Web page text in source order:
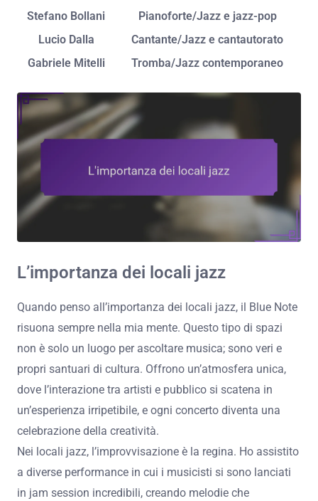
Stefano Bollani
Pianoforte/Jazz e jazz-pop
Lucio Dalla
Cantante/Jazz e cantautorato
Gabriele Mitelli
Tromba/Jazz contemporaneo
L’importanza dei locali jazz
Quando penso all’importanza dei locali jazz, il Blue Note
risuona sempre nella mia mente. Questo tipo di spazi
non è solo un luogo per ascoltare musica; sono veri e
propri santuari di cultura. Offrono un’atmosfera unica,
dove l’interazione tra artisti e pubblico si scatena in
un’esperienza irripetibile, e ogni concerto diventa una
celebrazione della creatività.
Nei locali jazz, l’improvvisazione è la regina. Ho assistito
a diverse performance in cui i musicisti si sono lanciati
in jam session incredibili, creando melodie che